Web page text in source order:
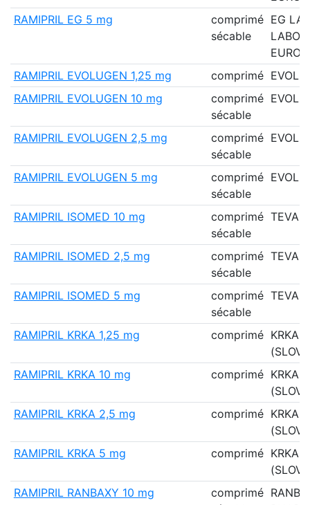
RAMIPRIL EG 5 mg
comprimé
sécable
EG
RAMIPRIL EVOLUGEN 1,25 mg
comprimé
RAMIPRIL EVOLUGEN 10 mg
comprimé
sécable
RAMIPRIL EVOLUGEN 2,5 mg
comprimé
sécable
RAMIPRIL EVOLUGEN 5 mg
comprimé
sécable
RAMIPRIL ISOMED 10 mg
comprimé
sécable
TEVA
RAMIPRIL ISOMED 2,5 mg
comprimé
sécable
TEVA
RAMIPRIL ISOMED 5 mg
comprimé
sécable
TEVA
RAMIPRIL KRKA 1,25 mg comprimé KRKA
RAMIPRIL KRKA 10 mg
comprimé KRKA
RAMIPRIL KRKA 2,5 mg
comprimé KRKA
RAMIPRIL KRKA 5 mg
comprimé KRKA
RAMIPRIL RANBAXY 10 mg
comprimé